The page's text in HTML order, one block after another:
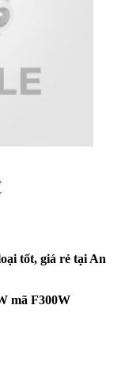
tốt, giá rẻ tại An
mã F300W